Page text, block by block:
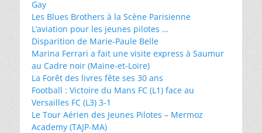
Gay
Les Blues Brothers à la Scène Parisienne
L’aviation pour les jeunes pilotes …
Disparition de Marie-Paule Belle
Marina Ferrari a fait une visite express à Saumur
au Cadre noir (Maine-et-Loire)
La Forêt des livres fête ses 30 ans
Football : Victoire du Mans FC (L1) face au
Versailles FC (L3) 3-1
Le Tour Aérien des Jeunes Pilotes – Mermoz
Academy (TAJP-MA)